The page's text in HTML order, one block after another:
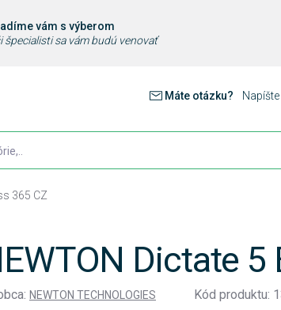
vám s výberom
špecialisti sa vám budú venovať
Máte otázku?
365 CZ
Dictate 5
NEWTON TECHNOLOGIES Kód produktu: